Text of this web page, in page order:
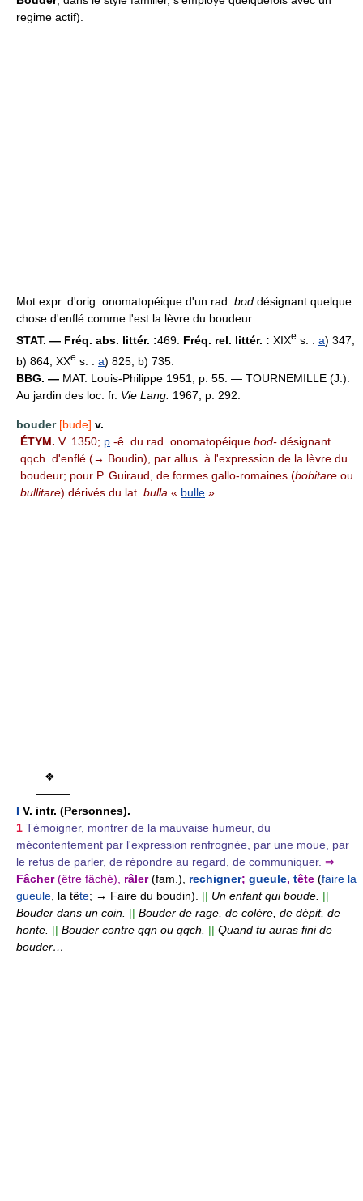
regime actif).
Mot expr. d'orig. onomatopéique d'un rad. bod désignant quelque
chose d'enflé comme l'est la lèvre du boudeur.
STAT. — Fréq. abs. littér. :469. Fréq. rel. littér. : XIXe s. : a) 347,
b) 864; XXe s. : a) 825, b) 735.
BBG. — MAT. Louis-Philippe 1951, p. 55. — TOURNEMILLE (J.).
Au jardin des loc. fr. Vie Lang. 1967, p. 292.
bouder [bude] v.
ÉTYM. V. 1350; p .-ê. du rad. onomatopéique bod- désignant
qqch. d'enflé (→ Boudin), par allus. à l'expression de la lèvre du
boudeur; pour P. Guiraud, de formes gallo-romaines (bobitare ou
bullitare) dérivés du lat. bulla « bulle ».
❖
———
I V. intr. (Personnes).
1 Témoigner, montrer de la mauvaise humeur, du
mécontentement par l'expression renfrognée, par une moue, par
le refus de parler, de répondre au regard, de communiquer. ⇒
Fâcher(être fâché), râler(fam.), rechigner; gueule, tête (faire la
gueule , la tête; → Faire du boudin). || Un enfant qui boude. ||
Bouder dans un coin. || Bouder de rage, de colère, de dépit, de
honte. || Bouder contre qqn ou qqch. || Quand tu auras fini de
bouder…